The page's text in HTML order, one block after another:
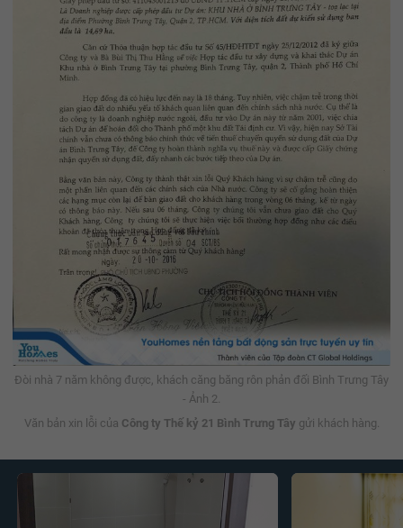
Đòi nhà 7 năm không được, khách căng băng rôn phản đối Bình Trưng Tây
- Ảnh 2.
Văn bản xin lỗi của Công ty Thế kỷ 21 Bình Trưng Tây gửi khách hàng.